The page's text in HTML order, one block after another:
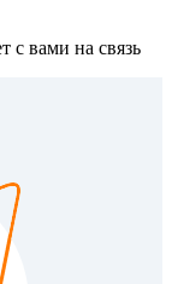
с вами на связь